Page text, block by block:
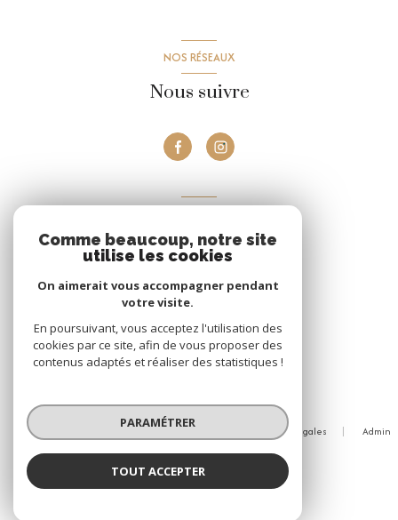
NOS RÉSEAUX
Nous suivre
Espace propriétaire
Se connecter
© 2026 | Tous droits réservés
Nos partenaires Mentions légales
Admin
Comme beaucoup, notre site
utilise les cookies
On aimerait vous accompagner pendant
votre visite.
En poursuivant, vous acceptez l'utilisation des
cookies par ce site, afin de vous proposer des
contenus adaptés et réaliser des statistiques !
PARAMÉTRER
TOUT ACCEPTER